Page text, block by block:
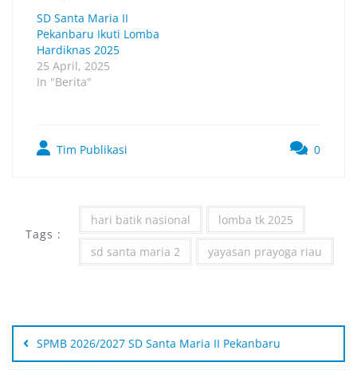
SD Santa Maria II
Pekanbaru Ikuti Lomba
Hardiknas 2025
25 April, 2025
In "Berita"
Tim Publikasi 0
Tags :
hari batik nasional lomba tk 2025
sd santa maria 2 yayasan prayoga riau
SPMB 2026/2027 SD Santa Maria II Pekanbaru